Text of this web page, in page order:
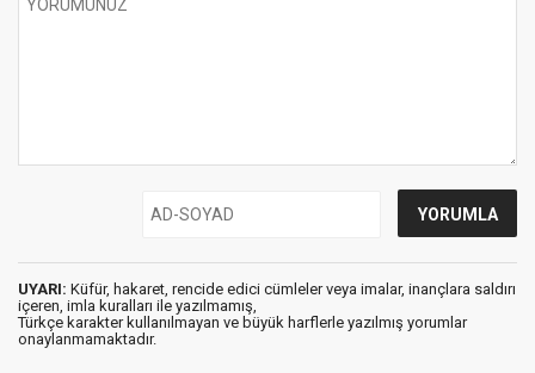
UYARI: Küfür, hakaret, rencide edici cümleler veya imalar, inançlara saldırı
içeren, imla kuralları ile yazılmamış,
Türkçe karakter kullanılmayan ve büyük harflerle yazılmış yorumlar
onaylanmamaktadır.